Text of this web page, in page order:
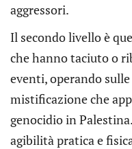
aggressori.
Il secondo livello è
che hanno taciuto o
eventi, operando
mistificazione che
genocidio in
agibilità pratica e